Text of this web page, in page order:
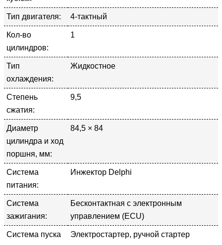
Тип двигателя: 4-тактный
Кол-во
цилиндров:
1
Тип
охлаждения:
Жидкостное
Степень
сжатия:
9,5
Диаметр
цилиндра и ход
поршня, мм:
84,5 × 84
Система
питания:
Инжектор Delphi
Система
зажигания:
Бесконтактная с электронным
управлением (ECU)
Система пуска
Электростартер, ручной стартер